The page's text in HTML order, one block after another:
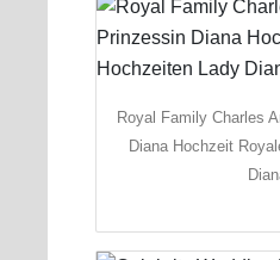
Royal Family Charles
Diana Hochzeit